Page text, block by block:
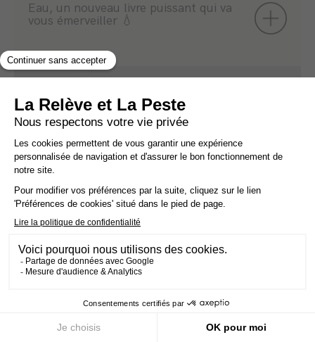
Eau, un nouveau livre puissant qui va
vous émerveiller 💧